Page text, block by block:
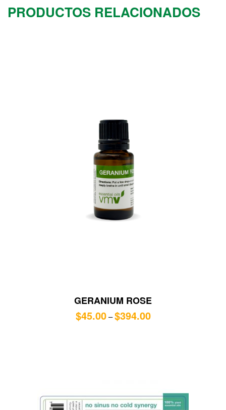
PRODUCTOS RELACIONADOS
GERANIUM ROSE
$45.00 – $394.00